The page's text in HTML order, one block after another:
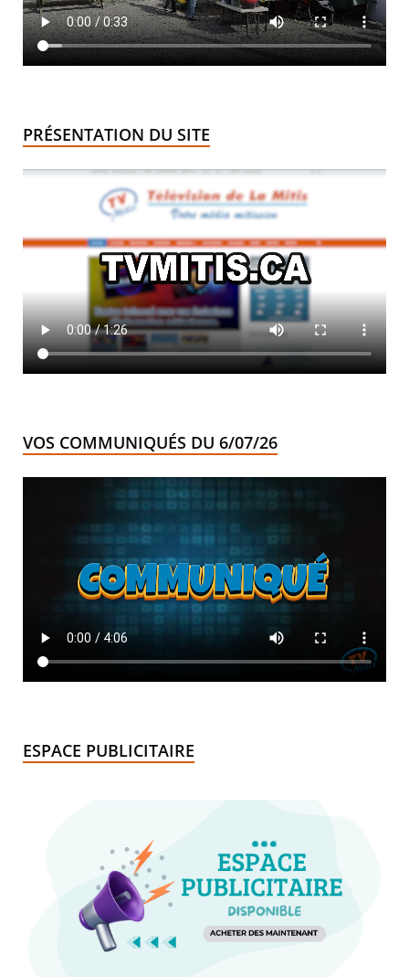
PRÉSENTATION DU SITE
VOS COMMUNIQUÉS DU 6/07/26
ESPACE PUBLICITAIRE